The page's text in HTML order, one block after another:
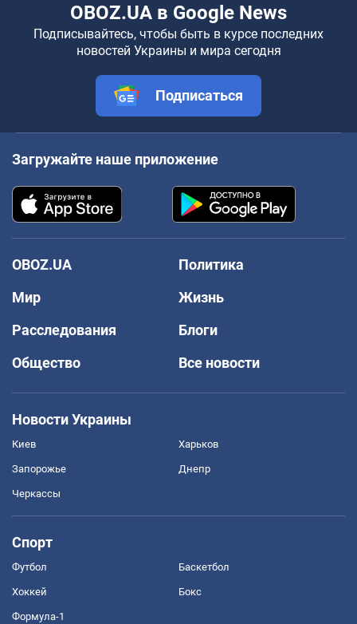
OBOZ.UA в Google News
Подписывайтесь, чтобы быть в курсе последних
новостей Украины и мира сегодня
Подписаться
Загружайте наше приложение
OBOZ.UA
Политика
Мир
Жизнь
Расследования
Блоги
Общество
Все новости
Новости Украины
Киев Харьков
Запорожье Днепр
Черкассы
Спорт
Футбол Баскетбол
Хоккей Бокс
Формула-1